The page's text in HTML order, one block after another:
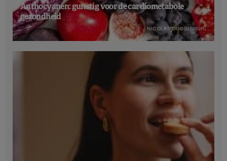
Anthocyanen: gunstig voor de cardiometabole
gezondheid
NICOLAS GUGGENBÜHL